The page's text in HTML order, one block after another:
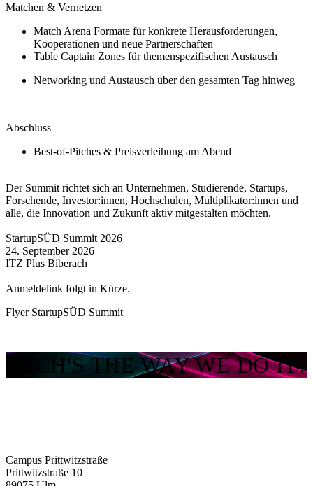
Matchen & Vernetzen
Match Arena Formate für konkrete Herausforderungen,
Kooperationen und neue Partnerschaften
Table Captain Zones für themenspezifischen Austausch
Networking und Austausch über den gesamten Tag hinweg
Abschluss
Best-of-Pitches & Preisverleihung am Abend
Der Summit richtet sich an Unternehmen, Studierende, Startups,
Forschende, Investor:innen, Hochschulen, Multiplikator:innen und
alle, die Innovation und Zukunft aktiv mitgestalten möchten.
StartupSÜD Summit 2026
24. September 2026
ITZ Plus Biberach
Anmeldelink folgt in Kürze.
Flyer StartupSÜD Summit
TECH'S THE WAY WE DO IT!
Campus Prittwitzstraße
Prittwitzstraße 10